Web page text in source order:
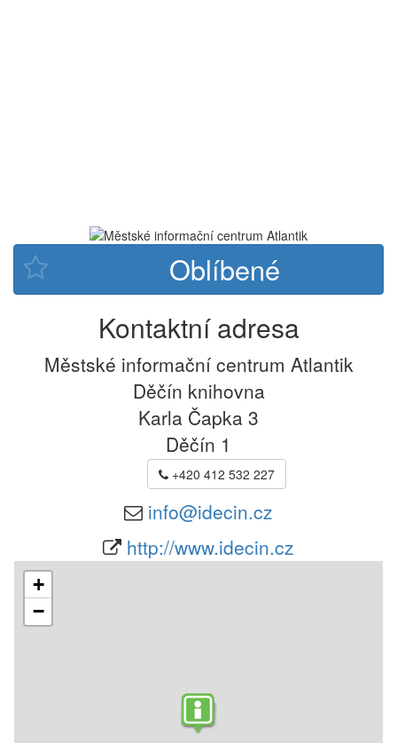
Kontaktní adresa
Městské informační centrum Atlantik
Děčín knihovna
Karla Čapka 3
Děčín 1
+420 412 532 227
info@idecin.cz
http://www.idecin.cz
+
−